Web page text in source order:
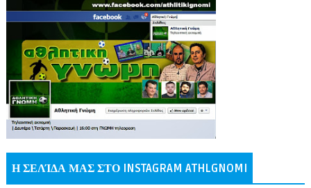
Η ΣΕΛΊΔΑ ΜΑΣ ΣΤΟ INSTAGRAM ATHLGNOMI